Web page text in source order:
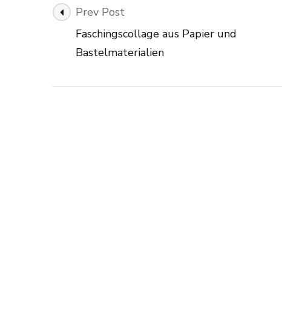
Post
Navigation
Prev Post
Faschingscollage aus Papier und
Bastelmaterialien